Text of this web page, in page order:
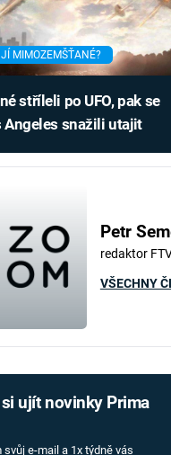
MIMOZEMŠŤANÉ?
Angeles snažili utajit
Petr
redaktor
VŠECHNY
ujít novinky Prima
e-mail a 1x týdně vás